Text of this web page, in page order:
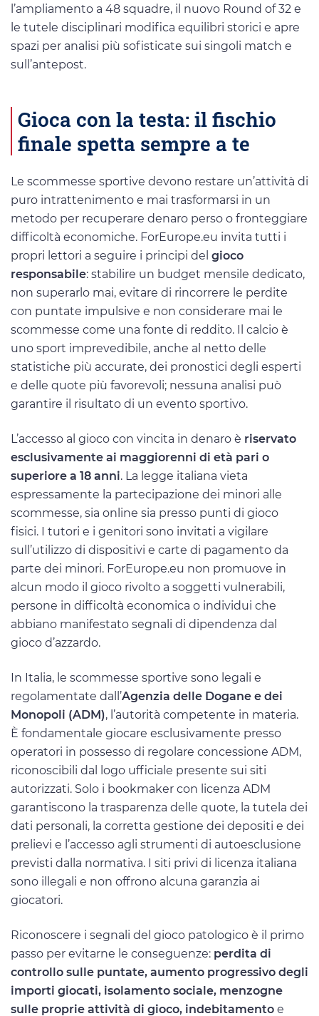
l’ampliamento a 48 squadre, il nuovo Round of 32 e
le tutele disciplinari modifica equilibri storici e apre
spazi per analisi più sofisticate sui singoli match e
sull’antepost.
Gioca con la testa: il fischio
finale spetta sempre a te
Le scommesse sportive devono restare un’attività di
puro intrattenimento e mai trasformarsi in un
metodo per recuperare denaro perso o fronteggiare
difficoltà economiche. ForEurope.eu invita tutti i
propri lettori a seguire i principi del gioco
responsabile: stabilire un budget mensile dedicato,
non superarlo mai, evitare di rincorrere le perdite
con puntate impulsive e non considerare mai le
scommesse come una fonte di reddito. Il calcio è
uno sport imprevedibile, anche al netto delle
statistiche più accurate, dei pronostici degli esperti
e delle quote più favorevoli; nessuna analisi può
garantire il risultato di un evento sportivo.
L’accesso al gioco con vincita in denaro è riservato
esclusivamente ai maggiorenni di età pari o
superiore a 18 anni. La legge italiana vieta
espressamente la partecipazione dei minori alle
scommesse, sia online sia presso punti di gioco
fisici. I tutori e i genitori sono invitati a vigilare
sull’utilizzo di dispositivi e carte di pagamento da
parte dei minori. ForEurope.eu non promuove in
alcun modo il gioco rivolto a soggetti vulnerabili,
persone in difficoltà economica o individui che
abbiano manifestato segnali di dipendenza dal
gioco d’azzardo.
In Italia, le scommesse sportive sono legali e
regolamentate dall’Agenzia delle Dogane e dei
Monopoli (ADM), l’autorità competente in materia.
È fondamentale giocare esclusivamente presso
operatori in possesso di regolare concessione ADM,
riconoscibili dal logo ufficiale presente sui siti
autorizzati. Solo i bookmaker con licenza ADM
garantiscono la trasparenza delle quote, la tutela dei
dati personali, la corretta gestione dei depositi e dei
prelievi e l’accesso agli strumenti di autoesclusione
previsti dalla normativa. I siti privi di licenza italiana
sono illegali e non offrono alcuna garanzia ai
giocatori.
Riconoscere i segnali del gioco patologico è il primo
passo per evitarne le conseguenze: perdita di
controllo sulle puntate, aumento progressivo degli
importi giocati, isolamento sociale, menzogne
sulle proprie attività di gioco, indebitamento e